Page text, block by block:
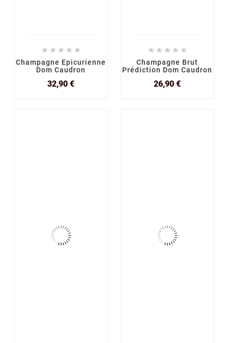
    
Champagne Epicurienne
Dom Caudron
32,90 €Prix
    
Champagne Brut
Prédiction Dom Caudron
26,90 €Prix